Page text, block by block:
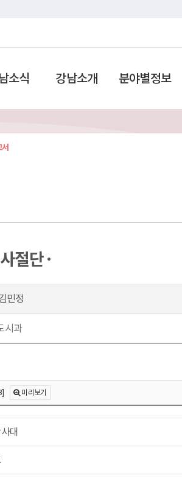
소식 강남소개 분야별정보
절단·
민정
시과
미리보기
대